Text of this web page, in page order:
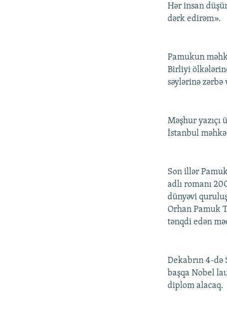
Hər insan
dərk edirəm».
Pamukun
Birliyi
səylərinə zərbə
Məşhur
İstanbul
Son illər
adlı romanı
dünyəvi
Orhan Pamuk
tənqdi edən
Dekabrın 4-
başqa Nobel
diplom alacaq.